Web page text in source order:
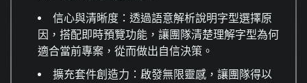
信心與清晰度：透過語意解析說明字型選擇原
因，搭配即時預覽功能，讓團隊清楚理解字型為何
適合當前專案，從而做出自信決策。
擴充套件創造力：啟發無限靈感，讓團隊得以